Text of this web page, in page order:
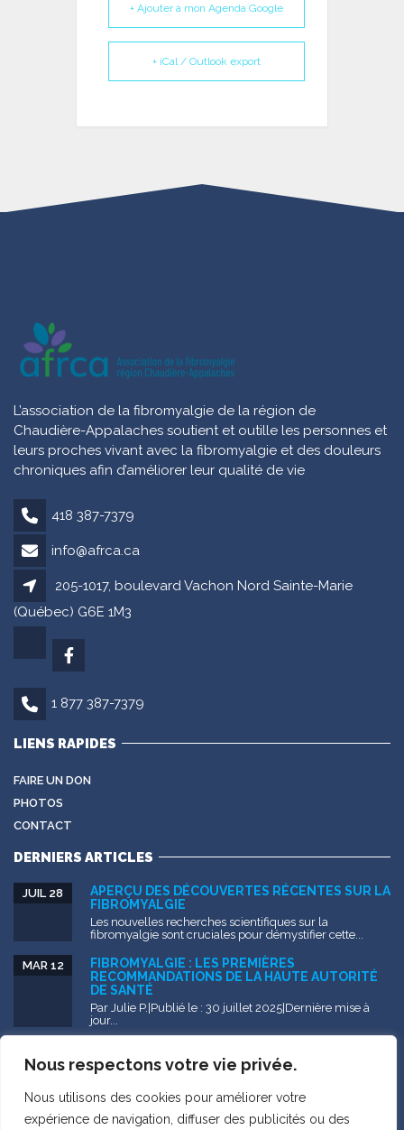
Nous respectons votre vie privée.
Nous utilisons des cookies pour améliorer votre
expérience de navigation, diffuser des publicités ou des
+ Ajouter à mon Agenda Google
+ iCal / Outlook export
L’association de la fibromyalgie de la région de
Chaudière-Appalaches soutient et outille les personnes et
leurs proches vivant avec la fibromyalgie et des douleurs
chroniques afin d’améliorer leur qualité de vie
418 387-7379
info@afrca.ca
205-1017, boulevard Vachon Nord Sainte-Marie
(Québec) G6E 1M3
1 877 387-7379
LIENS RAPIDES
FAIRE UN DON
PHOTOS
CONTACT
DERNIERS ARTICLES
APERÇU DES DÉCOUVERTES RÉCENTES SUR LA
FIBROMYALGIE
JUIL 28
Les nouvelles recherches scientifiques sur la
fibromyalgie sont cruciales pour démystifier cette...
FIBROMYALGIE : LES PREMIÈRES
RECOMMANDATIONS DE LA HAUTE AUTORITÉ
DE SANTÉ
MAR 12
Par Julie P.|Publié le : 30 juillet 2025|Dernière mise à
jour...
VULGARISATION
diagnostique et l’impact...